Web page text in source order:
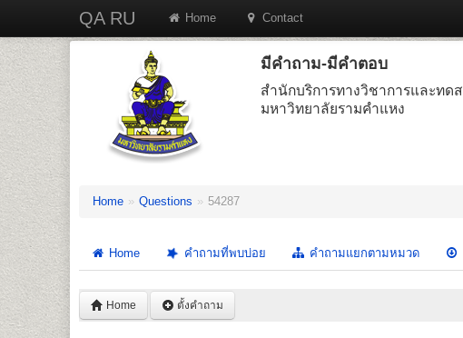
QA RU Home Contact
มีคำถาม-มีคำตอบ
สำนักบริการทางวิชาการและทด
มหาวิทยาลัยรามคำแหง
Home » Questions » 54287
Home คำถามที่พบบ่อย คำถามแยกตามหมวด
Home ตั้งคำถาม